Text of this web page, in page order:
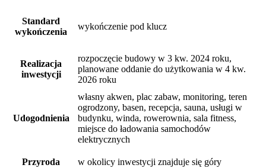
Standard
wykończenia
wykończenie pod klucz
Realizacja
inwestycji
rozpoczęcie budowy w 3 kw. 2024 roku,
planowane oddanie do użytkowania w 4 kw.
2026 roku
Udogodnienia
własny akwen, plac zabaw, monitoring, teren
ogrodzony, basen, recepcja, sauna, usługi w
budynku, winda, rowerownia, sala fitness,
miejsce do ładowania samochodów
elektrycznych
Przyroda w okolicy inwestycji znajduje się góry